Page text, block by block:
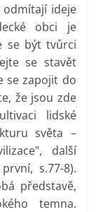
odmítají ideje
obci je
se být tvůrci
se stavět
se zapojit do
že jsou zde
lidské
světa –
další
s.77-8).
představě,
temna.